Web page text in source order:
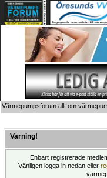
Värmepumpsforum allt om
Varning!
Enbart registrerade
Vänligen logga in nedan eller